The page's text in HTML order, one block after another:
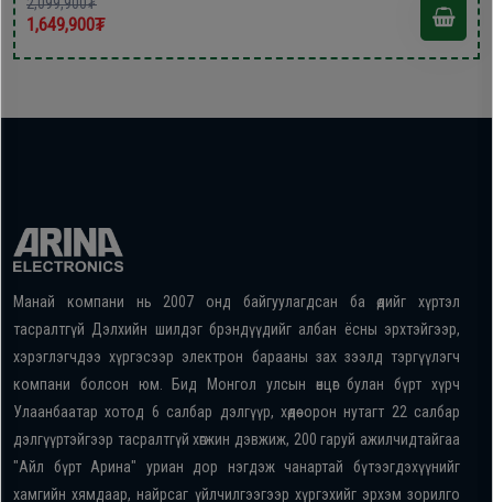
1,649,900₮
Манай компани нь 2007 онд байгуулагдсан ба өдийг хүртэл
тасралтгүй Дэлхийн шилдэг брэндүүдийг албан ёсны эрхтэйгээр,
хэрэглэгчдээ хүргэсээр электрон барааны зах зээлд тэргүүлэгч
компани болсон юм. Бид Монгол улсын өнцөг булан бүрт хүрч
Улаанбаатар хотод 6 салбар дэлгүүр, хөдөө орон нутагт 22 салбар
дэлгүүртэйгээр тасралтгүй хөгжин дэвжиж, 200 гаруй ажилчидтайгаа
"Айл бүрт Арина" уриан дор нэгдэж чанартай бүтээгдэхүүнийг
хамгийн хямдаар, найрсаг үйлчилгээгээр хүргэхийг эрхэм зорилго